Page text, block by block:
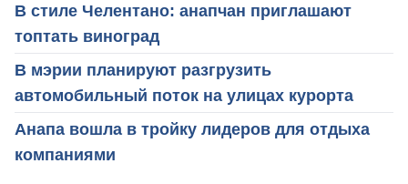
В стиле Челентано: анапчан приглашают
топтать виноград
В мэрии планируют разгрузить
автомобильный поток на улицах курорта
Анапа вошла в тройку лидеров для отдыха
компаниями